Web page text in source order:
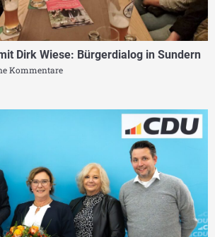
Dirk Wiese: Bürgerdialog in Sundern
Kommentare